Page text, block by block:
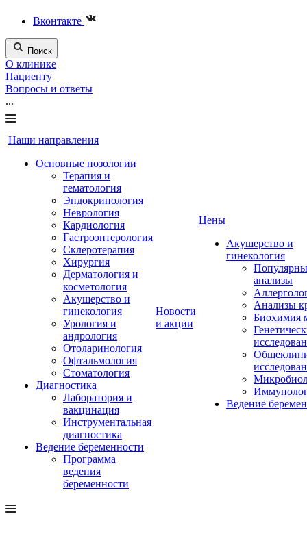
Вконтакте
Поиск
О клинике
Пациенту
Вопросы и ответы
...
Наши направления
Основные нозологии
Терапия и
гематология
Эндокринология
Неврология
Кардиология
Гастроэнтерология
Склеротерапия
Хирургия
Дерматология и
косметология
Акушерство и
гинекология
Урология и
андрология
Отоларинология
Офтальмология
Стоматология
Диагностика
Лаборатория и
вакцинация
Инструментальная
диагностика
Ведение беременности
Программа
ведения
беременности
Новости
и акции
Цены
Акушерство и
гинекология
анализы
Анализы
Биохимия
Ведение